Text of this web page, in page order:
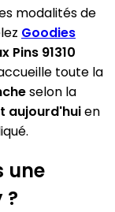
modalités de
Goodies
Pins 91310
toute la
selon la
aujourd'huien
une
?